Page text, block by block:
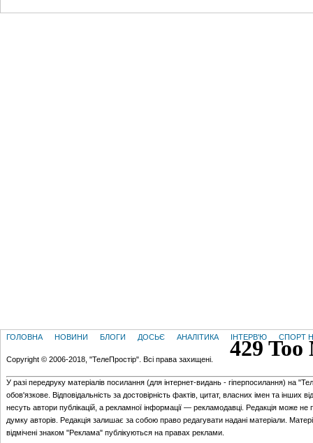
ГОЛОВНА НОВИНИ БЛОГИ ДОСЬЄ АНАЛІТИКА ІНТЕРВ'Ю СПОРТ
Copyright © 2006-2018, "ТелеПростір". Всі права захищені.
У разі передруку матеріалів посилання (для iнтернет-видань - гiперпосилання) на
обов'язкове. Відповідальність за достовірність фактів, цитат, власних імен та інших
несуть автори публікацій, а рекламної інформації — рекламодавці. Редакція може не
думку авторів. Редакція залишає за собою право редагувати надані матеріали.
відмічені знаком "Реклама" публікуються на правах реклами.